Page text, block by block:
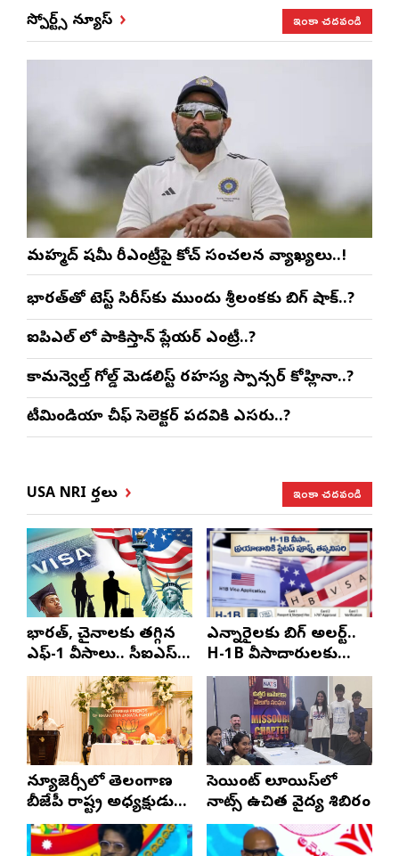
స్పోర్ట్స్ న్యూస్ ఇంకా చదవండి
మహ్మద్ షమీ రీఎంట్రీపై కోచ్ సంచలన వ్యాఖ్యలు..!
భారత్‌తో టెస్ట్ సిరీస్‌కు ముందు శ్రీలంకకు బిగ్ షాక్..?
ఐపిఎల్ లో పాకిస్తాన్ ప్లేయర్ ఎంట్రీ..?
కామన్వెల్త్ గోల్డ్ మెడలిస్ట్ రహస్య స్పాన్సర్ కోహ్లినా..?
టీమిండియా చీఫ్ సెలెక్టర్ పదవికి ఎసరు..?
USA NRI వార్తలు ఇంకా చదవండి
భారత్, చైనాలకు తగ్గిన
ఎఫ్-1 వీసాలు.. సీఐఎస్
నివేదిక..!
ఎన్నారైలకు బిగ్ అలర్ట్..
H-1B వీసాదారులకు
ప్రయాణ సమయంలో
స్టేటస్ ప్రూఫ్స్ తప్పనిసరి..!
న్యూజెర్సీలో తెలంగాణ
బీజేపీ రాష్ట్ర అధ్యక్షుడు
ఎన్. రాంచందర్‌రావుకు
ఘన స్వాగతం
సెయింట్ లూయిస్‌లో
నాట్స్ ఉచిత వైద్య శిబిరం